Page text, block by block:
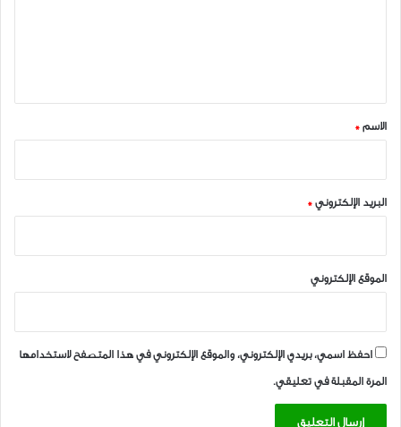
*
الاسم *
البريد الإلكتروني *
الموقع الإلكتروني
احفظ اسمي، بريدي الإلكتروني، والموقع الإلكتروني في هذا المتصفح لاستخدامها
المرة المقبلة في تعليقي.